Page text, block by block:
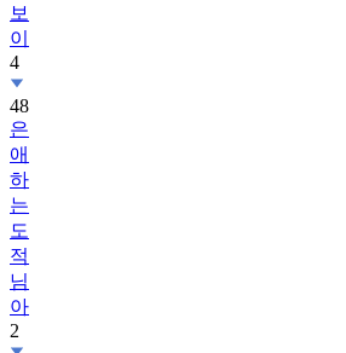
보
이
4
48
은
애
하
는
도
적
님
아
2